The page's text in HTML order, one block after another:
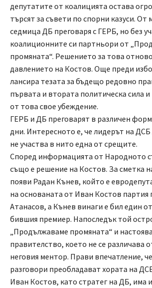
депутатите от коалицията остава
търсят за съвети по спорни казуси. От
седмица ДБ преговаря с ГЕРБ, но без
коалиционните си партньори от
промяната“. Решението за това
давлението на Костов. Още преди
лансира тезата за бъдещо редовно
първата и втората политическа сила и
от това свое убеждение.
ГЕРБ и ДБ преговарят в различен
дни. Интересното е, че лидерът на
не участва в нито една от срещите.
Според информацията от Народното
също е решение на Костов. За сметка
появи Радан Кънев, който е
на основаната от Иван Костов партия
Атанасов, а Кънев винаги е бил един
бившия премиер. Напоследък той
„Продължаваме промяната“ и
правителство, което не се различава
неговия ментор. Прави впечатление,
разговори преобладават хората на
Иван Костов, като стратег на ДБ, има